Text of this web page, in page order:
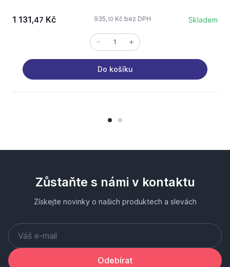
1 131,47 Kč 935,10 Kč bez DPH Skladem
Do košíku
Zůstaňte s námi v kontaktu
Získejte novinky o našich produktech a slevách
Odebírat